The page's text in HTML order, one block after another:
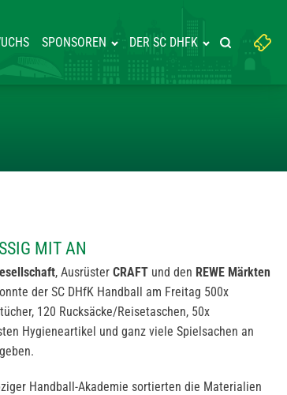
SPONSOREN DER SC DHFK
Suchbegriff
eingeben:
Suche
MIT AN
, Ausrüster CRAFT und den REWE Märkten
der SC DHfK Handball am Freitag 500x
120 Rucksäcke/Reisetaschen, 50x
Hygieneartikel und ganz viele Spielsachen an
Handball-Akademie sortierten die Materialien